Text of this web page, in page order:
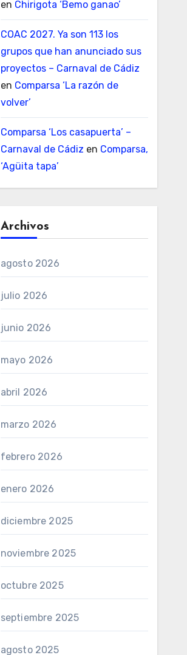
en Chirigota ‘Bemo ganao’
COAC 2027. Ya son 113 los
grupos que han anunciado sus
proyectos – Carnaval de Cádiz
en Comparsa ‘La razón de
volver’
Comparsa ‘Los casapuerta’ –
Carnaval de Cádiz en Comparsa,
‘Agüita tapa’
Archivos
agosto 2026
julio 2026
junio 2026
mayo 2026
abril 2026
marzo 2026
febrero 2026
enero 2026
diciembre 2025
noviembre 2025
octubre 2025
septiembre 2025
agosto 2025